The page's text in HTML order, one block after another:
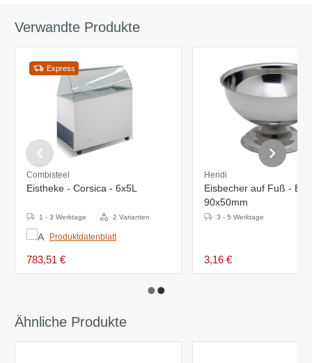
Verwandte Produkte
Express
Combisteel
Eistheke - Corsica - 6x5L
1 - 3 Werktage 2 Varianten
Produktdatenblatt
783,51 €
Hendi
Eisbecher auf Fuß -
90x50mm
3 - 5 Werktage
3,16 €
Ähnliche Produkte